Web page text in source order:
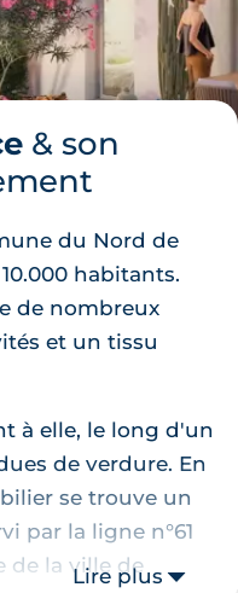
& son
du Nord de
habitants.
de nombreux
et un tissu
à elle, le long d'un
de verdure. En
se trouve un
par la ligne n°61
de la ville de
Lire plus